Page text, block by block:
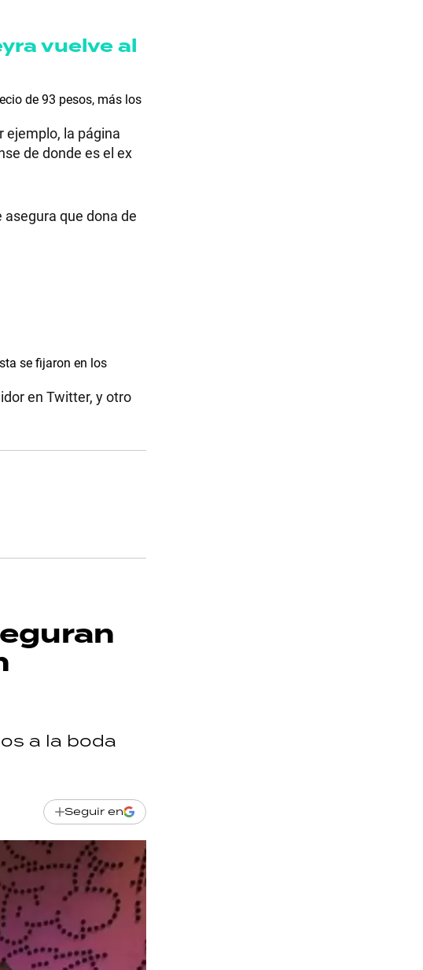
vuelve al
de 93 pesos, más los
ejemplo, la página
de donde es el ex
asegura que dona de
se fijaron en los
en Twitter, y otro
a la boda
Seguir en